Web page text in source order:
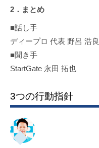
2．まとめ
■話し手
ディープロ 代表 野呂 浩良
■聞き手
StartGate 永田 拓也
3つの行動指針